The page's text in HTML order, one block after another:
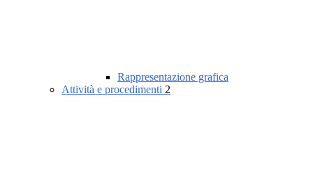
Rappresentazione grafica
Attività e procedimenti 2